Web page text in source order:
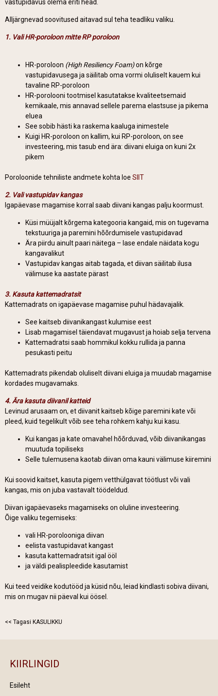
vastupidavus olema eriti head.
Alljärgnevad soovitused aitavad sul teha teadliku valiku.
1. Vali HR-poroloon mitte RP poroloon
HR-poroloon (High Resiliency Foam)on kõrge
vastupidavusega ja säilitab oma vormi oluliselt kauem kui
tavaline RP-poroloon
HR-porolooni tootmisel kasutatakse kvaliteetsemaid
kemikaale, mis annavad sellele parema elastsuse ja pikema
eluea
See sobib hästi ka raskema kaaluga inimestele
Kuigi HR-poroloon on kallim, kui RP-poroloon, on see
investeering, mis tasub end ära: diivani eluiga on kuni 2x
pikem
Poroloonide tehniliste andmete kohta loe SIIT
2. Vali vastupidav kangas
Igapäevase magamise korral saab diivani kangas palju koormust.
Küsi müüjalt kõrgema kategooria kangaid, mis on tugevama
tekstuuriga ja paremini hõõrdumisele vastupidavad
Ära piirdu ainult paari näitega – lase endale näidata kogu
kangavalikut
Vastupidav kangas aitab tagada, et diivan säilitab ilusa
välimuse ka aastate pärast
3. Kasuta kattemadratsit
Kattemadrats on igapäevase magamise puhul hädavajalik.
See kaitseb diivanikangast kulumise eest
Lisab magamisel täiendavat mugavust ja hoiab selja tervena
Kattemadratsi saab hommikul kokku rullida ja panna
pesukasti peitu
Kattemadrats pikendab oluliselt diivani eluiga ja muudab magamise
kordades mugavamaks.
4. Ära kasuta diivanil katteid
Levinud arusaam on, et diivanit kaitseb kõige paremini kate või
pleed, kuid tegelikult võib see teha rohkem kahju kui kasu.
Kui kangas ja kate omavahel hõõrduvad, võib diivanikangas
muutuda topiliseks
Selle tulemusena kaotab diivan oma kauni välimuse kiiremini
Kui soovid kaitset, kasuta pigem vetthülgavat töötlust või vali
kangas, mis on juba vastavalt töödeldud.
Diivan igapäevaseks magamiseks on oluline investeering.
Õige valiku tegemiseks:
vali HR-porolooniga diivan
eelista vastupidavat kangast
kasuta kattemadratsit igal ööl
ja väldi pealispleedide kasutamist
Kui teed veidike kodutööd ja küsid nõu, leiad kindlasti sobiva diivani,
mis on mugav nii päeval kui öösel.
<< Tagasi KASULIKKU
KIIRLINGID
Esileht